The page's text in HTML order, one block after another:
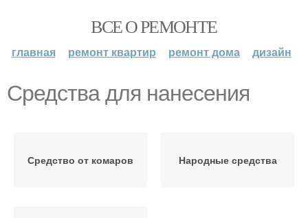
ВСЕ О РЕМОНТЕ
главная ремонт квартир ремонт дома дизайн
Средства для нанесения
Средство от комаров Народные средства